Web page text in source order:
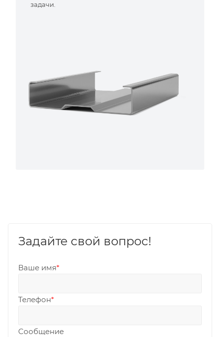
задачи.
Задайте свой вопрос!
Ваше имя*
Телефон*
Сообщение